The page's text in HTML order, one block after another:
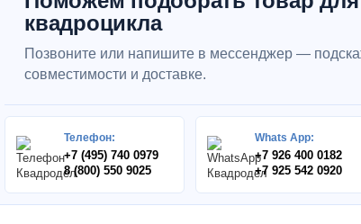
квадроцикла
Позвоните или напишите в мессенджер —
совместимости и доставке.
Телефон:
+7 (495) 740 0979
8 (800) 550 9025
Whats App:
+7 926 400 0182
+7 925 542 0920